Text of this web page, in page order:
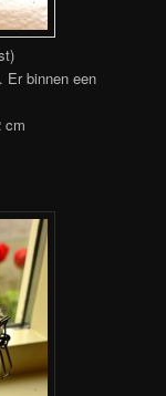
Er binnen een
cm